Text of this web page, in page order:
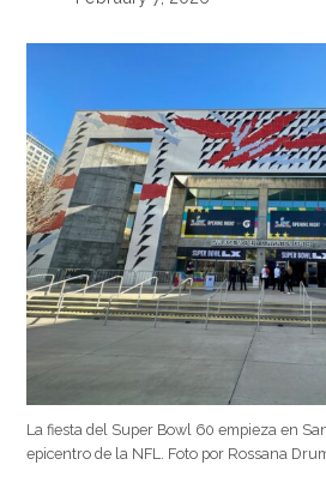
La fiesta del Super Bowl 60 empieza en
epicentro de la NFL. Foto por Rossana